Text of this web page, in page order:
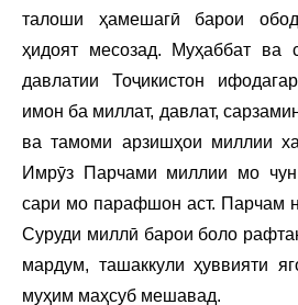
талоши ҳамешагӣ барои
ҳидоят месозад. Муҳаббат ва
давлатии Тоҷикистон
имон ба миллат, давлат,
ва тамоми арзишҳои миллии
Имрӯз Парчами миллии мо чун
сари мо парафшон аст. Парчам
Суруди миллӣ барои боло
мардум, ташаккули ҳуввияти
муҳим маҳсуб мешавад.